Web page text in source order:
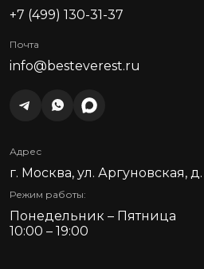
+7 (499) 130-31-37
Почта
info@besteverest.ru
Адрес
г. Москва, ул. Аргуновская, д.
Режим работы:
Понедельник – Пятница
10:00 – 19:00